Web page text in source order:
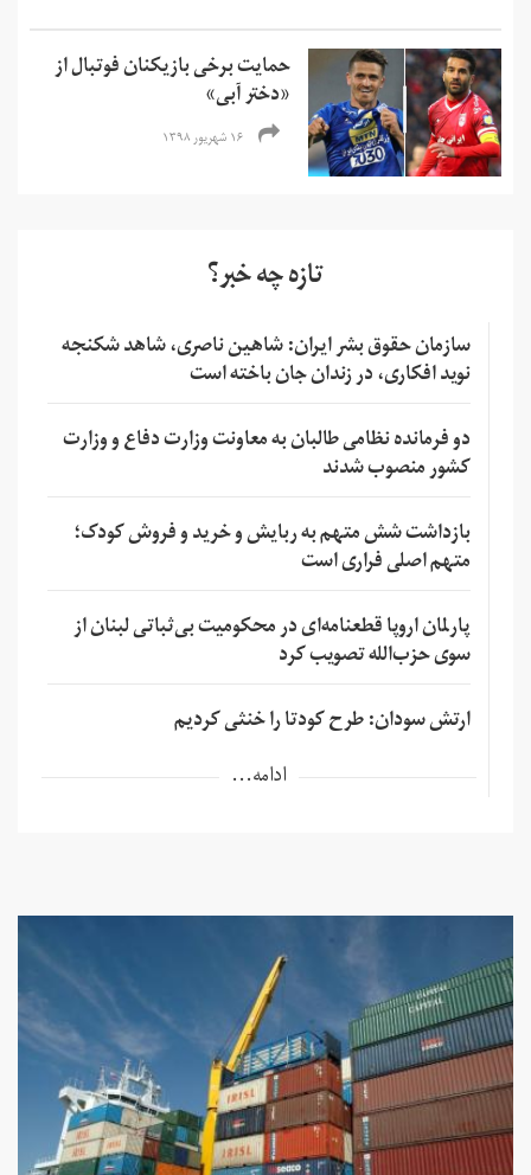
حمایت برخی بازیکنان فوتبال از
«دختر آبی»
۱۶ شهریور ۱۳۹۸
تازه چه خبر؟
سازمان حقوق بشر ایران: شاهین ناصری، شاهد شکنجه
نوید افکاری، در زندان جان باخته است
دو فرمانده نظامی طالبان به معاونت وزارت دفاع و وزارت
کشور منصوب شدند
بازداشت شش متهم به ربایش و خرید و فروش کودک؛
متهم اصلی فراری است
پارلمان اروپا قطعنامه‌ای در محکومیت بی‌ثباتی لبنان از
سوی حزب‌الله تصویب کرد
ارتش سودان: طرح کودتا را خنثی کردیم
ادامه...